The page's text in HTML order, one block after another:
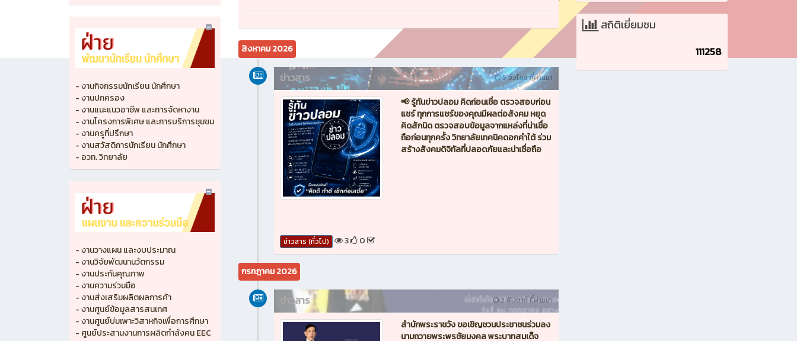
- งานกิจกรรมนักเรียน นักศึกษา
- งานปกครอง
- งานแนะแนวอาชีพ และการจัดหางาน
- งานโครงการพิเศษ และการบริการชุมชน
- งานครูที่ปรึกษา
- งานสวัสดิการนักเรียน นักศึกษา
- อวท. วิทยาลัย
- งานวางแผน และงบประมาณ
- งานวิจัยพัฒนานวัตกรรม
- งานประกันคุณภาพ
- งานความร่วมมือ
- งานส่งเสริมผลิตผลการค้า
- งานศูนย์ข้อมูลสารสนเทศ
- งานศูนย์บ่มเพาะวิสาหกิจเพื่อการศึกษา
- ศูนย์ประสานงานการผลิตกำลังคน EEC
สิงหาคม 2026
5 ชั่วโมง ที่ผ่านมา
ข่าวสาร
📢 รู้ทันข่าวปลอม คิดก่อนเชื่อ ตรวจสอบก่อน
แชร์ ทุกการแชร์ของคุณมีผลต่อสังคม หยุด
คิดสักนิด ตรวจสอบข้อมูลจากแหล่งที่น่าเชื่อ
ถือก่อนทุกครั้ง วิทยาลัยเทคนิคดอกคำใต้ ร่วม
สร้างสังคมดิจิทัลที่ปลอดภัยและน่าเชื่อถือ
ข่าวสาร (ทั่วไป) 3 0
กรกฎาคม 2026
2 สัปดาห์ ที่ผ่านมา
ข่าวสาร
สำนักพระราชวัง ขอเชิญชวนประชาชนร่วมลง
นามถวายพระพรชัยมงคล พระบาทสมเด็จ
สถิติเยี่ยมชม
111258